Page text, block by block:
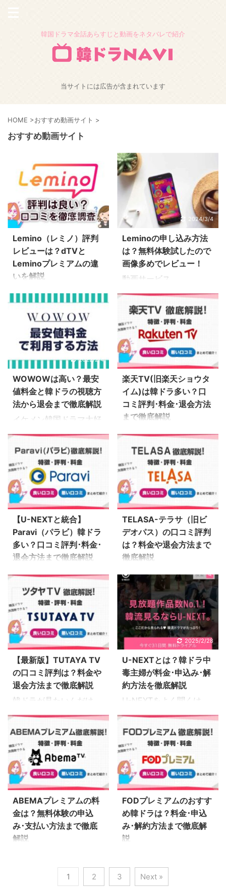
韓国ドラマ全話あらすじと動画をネタバレで紹介
当サイトには広告が含まれています
HOME >おすすめ動画サイト >
おすすめ動画サイト
2023/11/23
Lemino（レミノ）評判
レビューは？dTVと
Leminoプレミアムの違
いを解説
2023年4月12日にスター
トした、NTTドコモの新
しい動画配信サービス
「Lemino（レミ
ノ）」。 この記事では、
気になる「Lemino」の
評判や、旧サービスdTV
との違いについて解説し
ていきます Leminoで見
たい韓ドラがあるんだけ
れば、PCやスマホ・タ
ブレットから映画・TV番
組が見放題になり、独占
配信の韓ドラも視聴でき
ます。 管理人 ハル
Leminoの口コミを調査
してみました！
Lemino（レミノ）はド
コモ運営の動画配信サー
ビス 「Lemin ...
2024/3/4
Leminoの申し込み方法
は？無料体験試したので
画像多めでレビュー！
動画サービス
「Lemino（レミノ）」
で見たい韓ドラがあるん
だけど… 無料で登録でき
るの？ Lemino（レミ
ノ）に登録すると、
PC・スマホ・タブレッ
トから韓ドラが視聴でき
ます！ この記事では、
Leminoの無料登録・契
約方法を画像付きで解説
しつつ、登録できないと
ね →「Leminoプレミア
ム」を申し込んでみた！
画像多めで詳しく紹介
Lemino（レミノ）はド
コモ運営の動画配信サー
ビス 「Lemino（レミ
ノ）」とは、ちょっと聞
き慣れないサービスか
も？ ドコモ運営の
「dTV」を20 ...
2022/2/4
WOWOWは高い？最安
値料金と韓ドラの視聴方
法から退会まで徹底解説
イケメン韓国ドラマ大好
きハル（@h_a_n_a_3）
録方法、アプリ・テレ
ビ・パソコンの視聴環境
について解説していま
す！ WOWOWは、韓国
放送後すぐに話題の新作
ドラマや映画が放送され
ます。 地上波での配信
や、レンタルもされてい
ない新作韓ドラが
送されるので、韓国ドラ
マ好きなら利用したいで
すよね。他にも 人気アー
チストのライブ 錦織や大
坂なおみのテニス試合 サ
マーソニック 新作映画
オリジナルドキュメンタ
リー オペラ・ミュージカ
ル など。番組は録画がで
きるので、 ...
2023/12/25
楽天TV(旧楽天ショウタ
イム)は韓ドラ多い？口
コミ評判･料金･退会方法
まで徹底解説
楽天TVって韓国ドラマは
多いのかな？ 楽天でよく
買い物するけど、楽天TV
の評判が知りたいな… 韓
流大好きハル
（@h_a_n_a_3）が楽天
TVを実際に使ってわかっ
た特徴やデメリットもぶ
っちゃけます。料金、申
し込み方法も解説しま
す〜 楽天TVに申し込も
ちらを読んでおけば失敗
しませんよ♪ 楽天
TV(Rakuten TV)とは 楽
天TV（Rakuten TV）
は、楽天株式会社が運営
する国内むけ動画配信サ
ービス。 2017年にヨー
ロッパの動画配信サービ
スWuaki.tvと統合し、楽
天SHOW ...
2023/12/25
【U-NEXTと統合】
Paravi（パラビ）韓ドラ
多い？口コミ評判･料金･
退会方法まで徹底解説
追記：Paraviサービスは
2023年3月31日付でU-
NEXTに移行・統合され
ました。 U-NEXTサイ
ト・アプリで引き続き楽
しむことができます。
→U-NEXT評判は？韓ド
ラ中毒主婦が口コミを検
証！ 関連記事 Paraviっ
て韓国ドラマは多いのか
な… 韓流大好きハル
（@h_a_n_a_3）が
Paraviを実際に使ってわ
かった特徴やデメリット
もぶっちゃけます。料
金、申し込み方法も解説
します〜 Paraviに申し込
もうか迷っているなら、
こちらを読んでおけば ...
2023/12/25
TELASA-テラサ（旧ビ
デオパス）の口コミ評判
は？料金や退会方法まで
徹底解説
韓ドラが見たいんだけ
ど、TELASAって使いや
すい？ auでないけど
TELASAは使えるの？ 韓
ドラ中毒のハル
（@h_a_n_a_3）が
TELASAを実際に使って
わかったデメリットもぶ
っちゃけます。料金、申
し込み方法も解説しま
ちらを読んでおけば失敗
しませんよ♪ ※2023年追
記：TELASAの無料体験
は15日から２週間に変更
されました。 TELASAと
は TELASA-テラサ（旧
ビデオパス）はauとテレ
ビ朝日が運営する動画配
信サービスです。 以前は
auユー ...
2023/12/25
【最新版】TUTAYA TV
の口コミ評判は？料金や
退会方法まで徹底解説
韓ドラが見たいんだけ
ど、TUTAYA TVって使
ルとの違いは？… 韓ドラ
中毒のハル
（@h_a_n_a_3）が
TUTAYA TVを実際に使
ってわかったデメリット
もぶっちゃけます。料
金、申し込み方法も解説
します〜 TUTAYA TVに
申し込もうか迷っている
TUTAYA TVとは
2025/2/28
U-NEXTとは？韓ドラ中
毒主婦が料金･申込み･解
約方法を徹底解説
U-NEXTをよく聞くけ
ど、韓ドラが多いって本
判がないか気になる… 韓
ドラ中毒のハル
（@h_a_n_a_3）がU-
NEXTを実際に使ってわ
かったデメリットもぶっ
ちゃけます。料金、申し
込み方法も解説します〜
U-NEXT（ユーネクス
ト）に申し込もうか迷っ
よ♪ U-NEXT（ユーネク
スト）とは U-NEXT（ユ
2023/12/25
ABEMAプレミアムの料
金は？無料体験の申込
み･支払い方法まで徹底
解説
ど、ABEMAプレミアム
ってどうかな？ ABEMA
2023/12/27
FODプレミアムのおすす
め韓ドラは？料金･申込
み･解約方法まで徹底解
説
告をよく見るけど、韓ド
ラは多いの？ FODプレ
1 2 3 Next »